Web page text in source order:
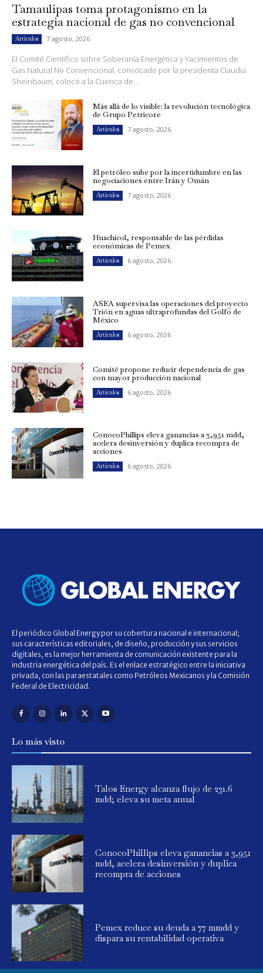
Tamaulipas toma protagonismo en la
estrategia nacional de gas no convencional
Artículos 7 agosto, 2026
El Comité Científico sobre Soberanía Energética y Yacimientos de
Gas Natural No Convencional, convocado por la presidenta Claudia
Sheinbaum, colocó a la Cuenca de...
Más allá de lo visible: la revolución tecnológica
de Grupo Petricore
Artículos 7 agosto, 2026
El petróleo sube por la incertidumbre en las
negociaciones entre Irán y Omán
Artículos 7 agosto, 2026
Huachicol, responsable de las pérdidas
económicas de Pemex
Artículos 6 agosto, 2026
ASEA supervisa las operaciones del proyecto
Trión en aguas ultraprofundas del Golfo de
México
Artículos 6 agosto, 2026
Comité propone reducir dependencia de gas
con mayor producción nacional
Artículos 6 agosto, 2026
ConocoPhillips eleva ganancias a 3,951 mdd,
acelera desinversión y duplica recompra de
acciones
Artículos 6 agosto, 2026
El periódico Global Energy por su cobertura nacional e internacional;
sus características editoriales, de diseño, producción y sus servicios
digitales, es la mejor herramienta de comunicación existente para la
industria energética del país. Es el enlace estratégico entre la iniciativa
privada, con las paraestatales como Petróleos Mexicanos y la Comisión
Federal de Electricidad.
Lo más visto
Talos Energy alcanza flujo de 231.6
mdd; eleva su meta anual
ConocoPhillips eleva ganancias a 3,951
mdd, acelera desinversión y duplica
recompra de acciones
Pemex reduce su deuda a 77 mmdd y
dispara su rentabilidad operativa